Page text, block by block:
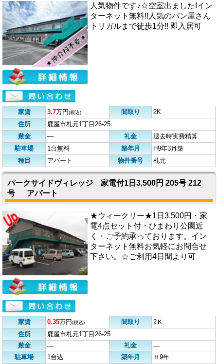
人気物件です♪☆空室出ました!イン
ターネット無料!!人気のパン屋さん
トリガルまで徒歩1分!! 即入居可
家賃 3.7万円(税込) 間取り
2K
住所
鹿屋市札元1丁目26-25
敷金
― 礼金
退去時実費精算
駐車場
1台無料 築年月
H9年3月築
種目
アパート 物件番号 札元
パークサイドヴィレッジ 家電付1日3,500円 205号 212
号 アパート
★ウィークリー★1日3,500円・家
電4点セット付・ひまわり公園近
く・ご予約承っております。イン
ターネット無料お気軽にお問合せ
下さい。☆ご利用4日間より可
家賃 0.35万円(税込) 間取り
2Ｋ
住所
鹿屋市札元1丁目26-25
敷金
― 礼金
―
駐車場
1台込 築年月
Ｈ9年